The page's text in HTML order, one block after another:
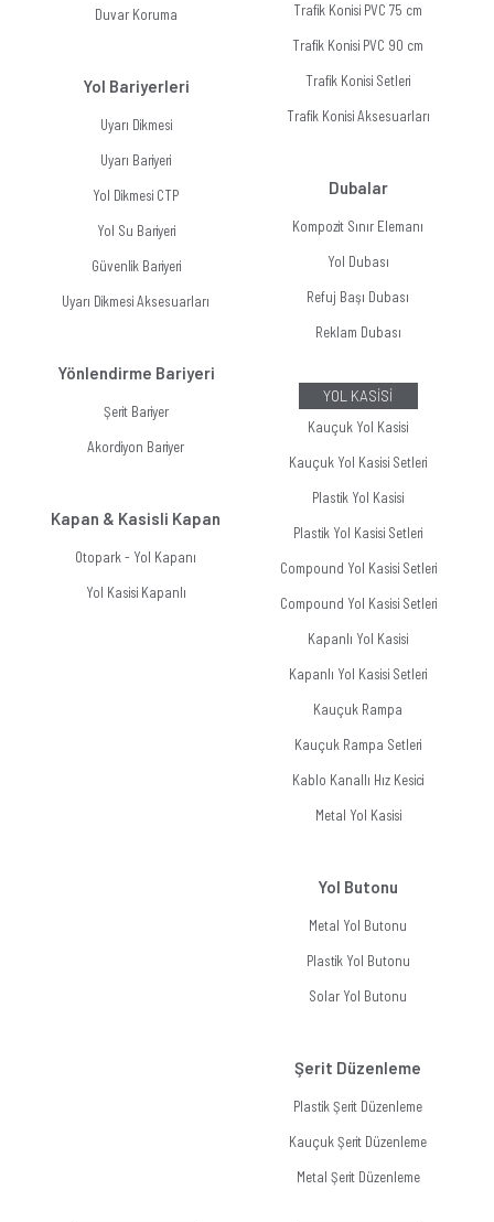
Duvar Koruma
Yol Bariyerleri
Uyarı Dikmesi
Uyarı Bariyeri
Yol Dikmesi CTP
Yol Su Bariyeri
Güvenlik Bariyeri
Uyarı Dikmesi Aksesuarları
Yönlendirme Bariyeri
Şerit Bariyer
Akordiyon Bariyer
Kapan & Kasisli Kapan
Otopark - Yol Kapanı
Yol Kasisi Kapanlı
Trafik Konisi PVC 75 cm
Trafik Konisi PVC 90 cm
Trafik Konisi Setleri
Trafik Konisi Aksesuarları
Dubalar
Kompozit Sınır Elemanı
Yol Dubası
Refuj Başı Dubası
Reklam Dubası
YOL KASİSİ
Kauçuk Yol Kasisi
Kauçuk Yol Kasisi Setleri
Plastik Yol Kasisi
Plastik Yol Kasisi Setleri
Compound Yol Kasisi Setleri
Compound Yol Kasisi Setleri
Kapanlı Yol Kasisi
Kapanlı Yol Kasisi Setleri
Kauçuk Rampa
Kauçuk Rampa Setleri
Kablo Kanallı Hız Kesici
Metal Yol Kasisi
Yol Butonu
Metal Yol Butonu
Plastik Yol Butonu
Solar Yol Butonu
Şerit Düzenleme
Plastik Şerit Düzenleme
Kauçuk Şerit Düzenleme
Metal Şerit Düzenleme